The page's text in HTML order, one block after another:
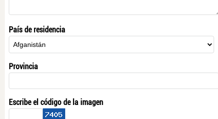
País de residencia
Provincia
Escribe el código de la imagen